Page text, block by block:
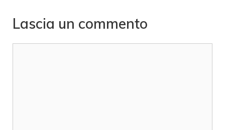
Lascia un commento